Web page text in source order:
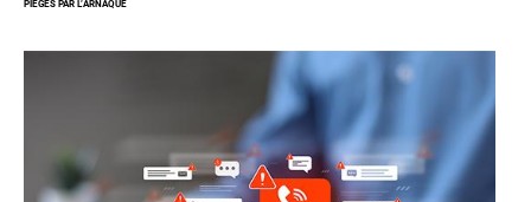
la
PIÉGÉS PAR L’ARNAQUE